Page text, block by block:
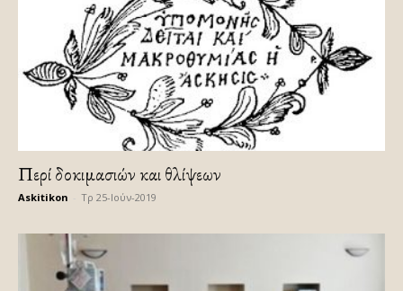
Περί δοκιμασιών και θλίψεων
Askitikon Τρ 25-Ιούν-2019